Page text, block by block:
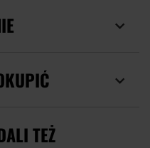
TEŻ